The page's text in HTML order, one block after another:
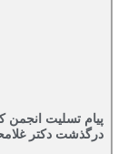
پیام تسلیت انجمن
درگذشت دکتر